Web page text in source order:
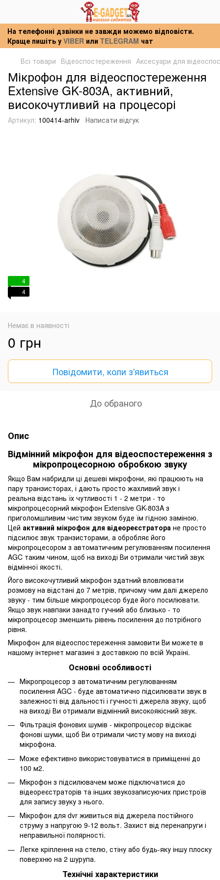
На телефонні дзвінки не завжди можемо відповісти.
Краще пишіть у VIBER или TELEGRAM чат
Всі товари Відеоспостереження Аксесуари для
Мікрофон для відеоспостереження
Extensive GK-803A, активний,
високочутливий на процесорі
Артикул: 100414-arhiv Написати відгук
4
4
Немає в наявності
0 грн
Повідомити, коли з'явиться
До обраного
Опис
Відмінний мікрофон для відеоспостереження з
мікропроцесорною обробкою звуку
Якщо Вам набридли ці дешеві мікрофони, які працюють на
пару транзисторах, і дають просто жахливий звук і
реальна відстань їх чутливості 1 - 2 метри - то
мікропроцесорний мікрофон Extensive GK-803A з
приголомшливим чистим звуком буде їм гідною заміною.
Цей активний мікрофон для відеореєстратора не просто
підсилює звук транзисторами, а обробляє його
мікропроцесором з автоматичним регулюванням посилення
AGC таким чином, щоб на виході Ви отримали чистий звук
відмінної якості.
Його високочутливий мікрофон здатний вловлювати
розмову на відстані до 7 метрів, причому чим далі джерело
звуку - тим більше мікропроцесор буде його посилювати.
Якщо звук навпаки занадто гучний або близько - то
мікропроцесор зменшить рівень посилення до потрібного
рівня.
Мікрофон для відеоспостереження замовити Ви можете в
нашому інтернет магазині з доставкою по всій Україні.
Основні особливості
Мікропроцесор з автоматичним регулюванням
посилення AGC - буде автоматично підсилювати звук в
залежності від дальності і гучності джерела звуку, щоб
на виході Ви отримали відмінний високоякісний звук.
Фільтрація фонових шумів - мікропроцесор відсікає
фонові шуми, щоб Ви отримали чисту мову на виході
мікрофона.
Може ефективно використовуватися в приміщенні до
100 м2.
Мікрофон з підсилювачем може підключатися до
відеореєстраторів та інших звукозаписуючих пристроїв
для запису звуку з нього.
Мікрофон для dvr живиться від джерела постійного
струму з напругою 9-12 вольт. Захист від перенапруги і
неправильної полярності.
Легке кріплення на стелю, стіну або будь-яку іншу плоску
поверхню на 2 шурупа.
Технічні характеристики